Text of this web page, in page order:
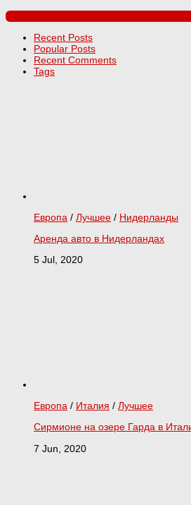
Recent Posts
Popular Posts
Recent Comments
Tags
Европа / Лучшее / Нидерланды
Аренда авто в Нидерландах
5 Jul, 2020
Европа / Италия / Лучшее
Сирмионе на озере Гарда в
7 Jun, 2020